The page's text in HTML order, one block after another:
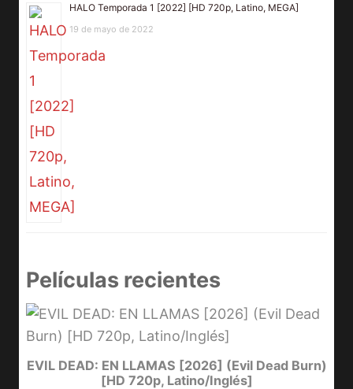
HALO Temporada 1 [2022] [HD 720p, Latino, MEGA]
19 de mayo de 2022
Películas recientes
EVIL DEAD: EN LLAMAS [2026] (Evil Dead Burn)
[HD 720p, Latino/Inglés]